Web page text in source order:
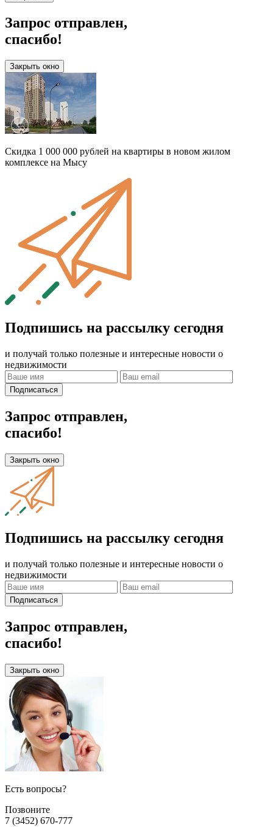
Запрос отправлен,
спасибо!
Закрыть окно
Скидка 1 000 000 рублей на квартиры в новом жилом
комплексе на Мысу
Подпишись на рассылку сегодня
и получай только полезные и интересные новости о
недвижимости
Подписаться
Запрос отправлен,
спасибо!
Закрыть окно
Подпишись на рассылку сегодня
и получай только полезные и интересные новости о
недвижимости
Подписаться
Запрос отправлен,
спасибо!
Закрыть окно
Есть вопросы?
Позвоните
7 (3452) 670-777